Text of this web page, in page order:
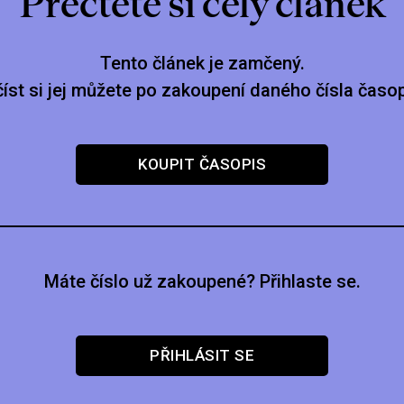
Tento článek je zamčený.
si jej můžete po zakoupení daného čísla
KOUPIT ČASOPIS
Máte číslo už zakoupené? Přihlaste se.
PŘIHLÁSIT SE